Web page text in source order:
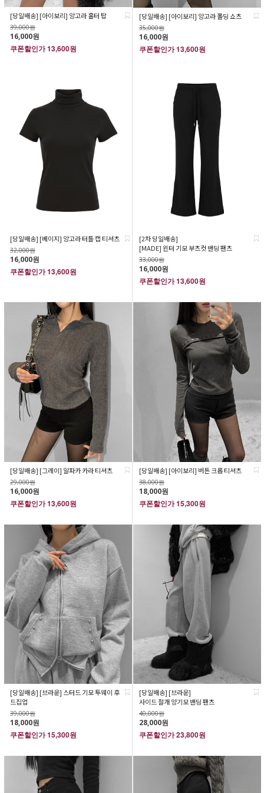
[당일배송] [아이보리] 앙고라 홀터 탑
39,000원
16,000원
쿠폰할인가13,600원
[당일배송] [아이보리] 앙고라 폴딩 쇼츠
35,000원
16,000원
쿠폰할인가13,600원
[당일배송] [베이지] 앙고라 터틀 캡 티셔츠
32,000원
16,000원
쿠폰할인가13,600원
[2차 당일배송]
[MADE] 윈터 기모 부츠컷 밴딩 팬츠
33,000원
16,000원
쿠폰할인가13,600원
[당일배송] [그레이] 알파카 카라 티셔츠
29,000원
16,000원
쿠폰할인가13,600원
[당일배송] [아이보리] 버튼 크롭 티셔츠
38,000원
18,000원
쿠폰할인가15,300원
[당일배송] [브라운] 스터드 기모 투웨이 후
드집업
39,000원
18,000원
쿠폰할인가15,300원
[당일배송] [브라운]
사이드 절개 양기모 밴딩 팬츠
40,000원
28,000원
쿠폰할인가23,800원